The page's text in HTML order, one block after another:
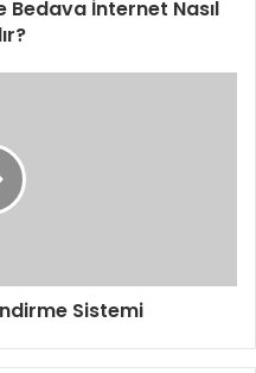
Bedava İnternet Nasıl
Sistemi